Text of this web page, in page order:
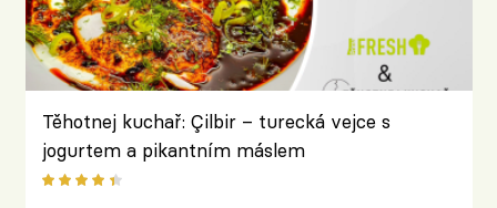
Těhotnej kuchař: Çilbir – turecká vejce s
jogurtem a pikantním máslem